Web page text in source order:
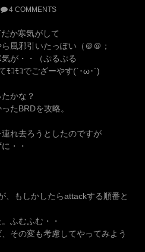
4 COMMENTS
か寒気がして
風邪引いたっぽい（＠＠；
が・・（ぷるぷる
ﾓｺﾓｺでござーやす(`･ω･´)
かな？
たBRDを攻略。
れ去ろうとしたのですが
・・
、もしかしたらattackする順番と
ふむふむ・・
その変も考慮してやってみよう